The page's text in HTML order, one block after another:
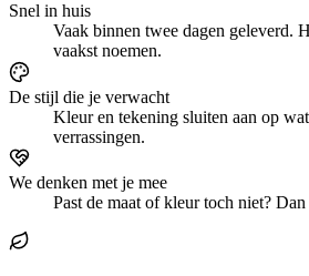
Snel in huis
Vaak binnen twee dagen geleverd.
vaakst noemen.
De stijl die je verwacht
Kleur en tekening sluiten aan op
verrassingen.
We denken met je mee
Past de maat of kleur toch niet?